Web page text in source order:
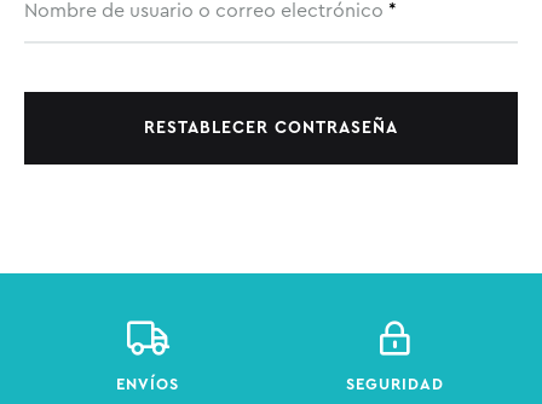
Nombre de usuario o correo electrónico *
RESTABLECER CONTRASEÑA
ENVÍOS
SEGURIDAD